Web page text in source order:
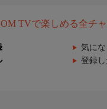
TVで楽しめる全チ
気に
登録